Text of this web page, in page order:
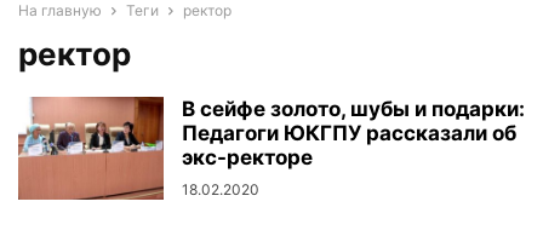
На главную Теги ректор
ректор
В сейфе золото, шубы и подарки:
Педагоги ЮКГПУ рассказали об
экс-ректоре
18.02.2020